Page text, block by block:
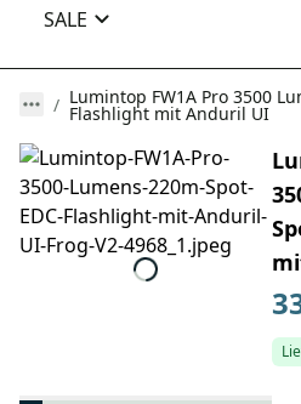
SALE
Lumintop FW1A Pro 3500
Flashlight mit Anduril UI